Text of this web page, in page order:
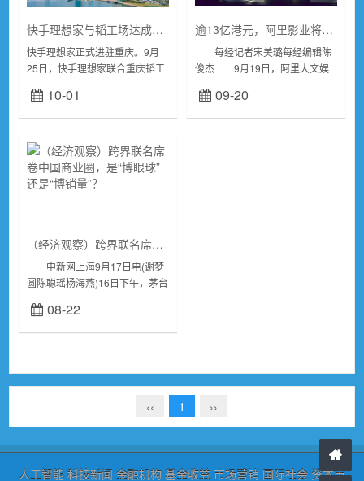
快手理想家与韬工场达成合作 开拓重庆“直播卖房”新市场
快手理想家正式进驻重庆。9月
25日，快手理想家联合重庆韬工
“韬工场”）在重庆举办发布会，
会上，双方宣布达成合作，基于
10-01
逾13亿港元，阿里影业将收购大麦
每经记者宋美璐每经编辑陈
俊杰 9月19日，阿里大文娱
公司（下称“阿里影业”）港交所
股份代号：1060），宣布与阿里
09-20
（经济观察）跨界联名席卷中国商业圈，是“博眼球”还是“博销量”？
中新网上海9月17日电(谢梦
圆陈聪瑶杨海燕)16日下午，茅台
经发售，就再次“引爆”网络，官
方店铺秒被抢光。一如十多天
08-22
‹‹ 1 ››
人工智能 科技新闻 金融机构 基金收益 市场营销 国际社会 资本市